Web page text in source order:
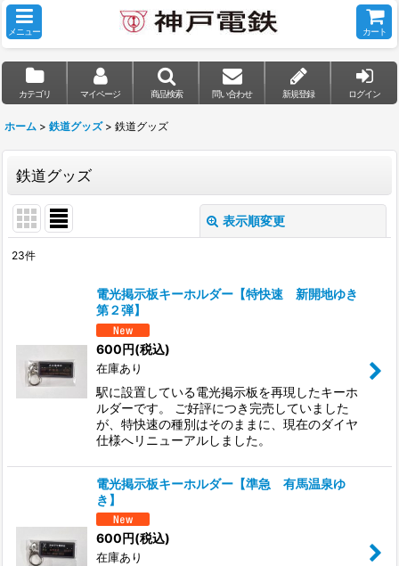
メニュー カート
カテゴリ マイページ 商品検索 問い合わせ 新規登録 ログイン
ホーム > 鉄道グッズ > 鉄道グッズ
鉄道グッズ
表示順変更
23件
電光掲示板キーホルダー【特快速 新開地ゆき
第２弾】
600円(税込)
在庫あり
駅に設置している電光掲示板を再現したキーホ
ルダーです。 ご好評につき完売していました
が、特快速の種別はそのままに、現在のダイヤ
仕様へリニューアルしました。
電光掲示板キーホルダー【準急 有馬温泉ゆ
き】
600円(税込)
在庫あり